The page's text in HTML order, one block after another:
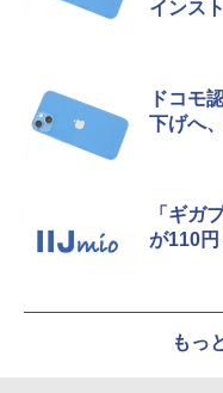
インス
ドコモ
下げへ
「ギガ
が110円
もっ